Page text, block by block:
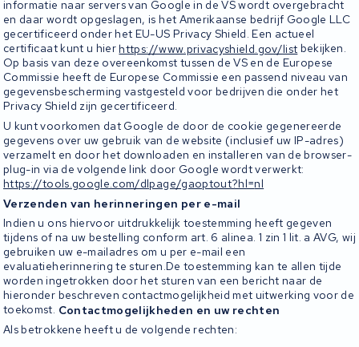
informatie naar servers van Google in de VS wordt overgebracht
en daar wordt opgeslagen, is het Amerikaanse bedrijf Google LLC
gecertificeerd onder het EU-US Privacy Shield. Een actueel
certificaat kunt u hierhttps://www.privacyshield.gov/list bekijken.
Op basis van deze overeenkomst tussen de VS en de Europese
Commissie heeft de Europese Commissie een passend niveau van
gegevensbescherming vastgesteld voor bedrijven die onder het
Privacy Shield zijn gecertificeerd.
U kunt voorkomen dat Google de door de cookie gegenereerde
gegevens over uw gebruik van de website (inclusief uw IP-adres)
verzamelt en door het downloaden en installeren van de browser-
plug-in via de volgende link door Google wordt verwerkt:
https://tools.google.com/dlpage/gaoptout?hl=nl
Verzenden van herinneringen per e-mail
Indien u ons hiervoor uitdrukkelijk toestemming heeft gegeven
tijdens of na uw bestelling conform art. 6 alinea. 1 zin 1 lit. a AVG, wij
gebruiken uw e-mailadres om u per e-mail een
evaluatieherinnering te sturen.De toestemming kan te allen tijde
worden ingetrokken door het sturen van een bericht naar de
hieronder beschreven contactmogelijkheid met uitwerking voor de
toekomst. Contactmogelijkheden en uw rechten
Als betrokkene heeft u de volgende rechten: